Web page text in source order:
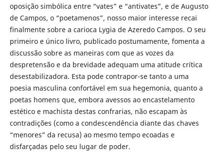
oposição simbólica entre “vates” e “antivates”, e de Augusto
de Campos, o “poetamenos”, nosso maior interesse recai
finalmente sobre a carioca Lygia de Azeredo Campos. O seu
primeiro e único livro, publicado postumamente, fomenta a
discussão sobre as maneiras com que as vozes da
despretensão e da brevidade adequam uma atitude crítica
desestabilizadora. Esta pode contrapor-se tanto a uma
poesia masculina confortável em sua hegemonia, quanto a
poetas homens que, embora avessos ao encastelamento
estético e machista destas confrarias, não escapam às
contradições (como a condescendência diante das chaves
“menores” da recusa) ao mesmo tempo ecoadas e
disfarçadas pelo seu lugar de poder.